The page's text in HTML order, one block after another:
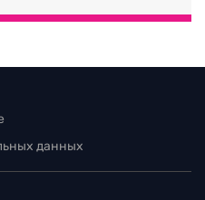
данных